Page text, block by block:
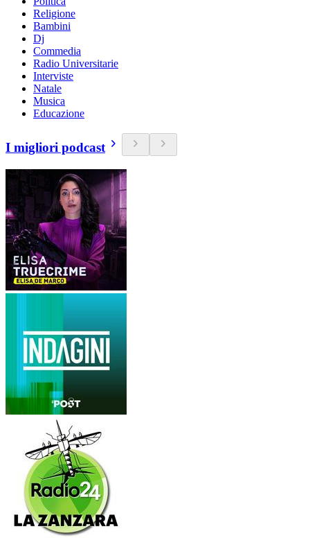
Religione
Bambini
Dj
Commedia
Radio Universitarie
Interviste
Natale
Musica
Educazione
I migliori podcast